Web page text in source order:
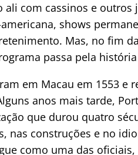
com cassinos e outros
shows
Mas, no fim
passa pela
em Macau em 1553
anos mais tarde,
que durou quatro
nas construções e no
como uma das